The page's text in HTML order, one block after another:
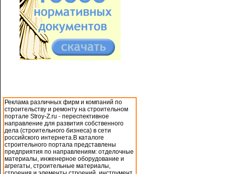
Реклама различных фирм и компаний по
строительству и ремонту на строительном
портале Stroy-Z.ru - переспективное
направление для развития собственного
дела (строительного бизнеса) в сети
российского интернета.В каталоге
строительного портала представлены
предприятия по направлениям: отделочные
материалы, инженерное оборудование и
агрегаты, строительные материалы,